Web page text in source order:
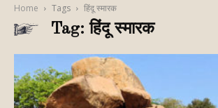
Home Tags हिंदू स्मारक
Tag: हिंदू स्मारक